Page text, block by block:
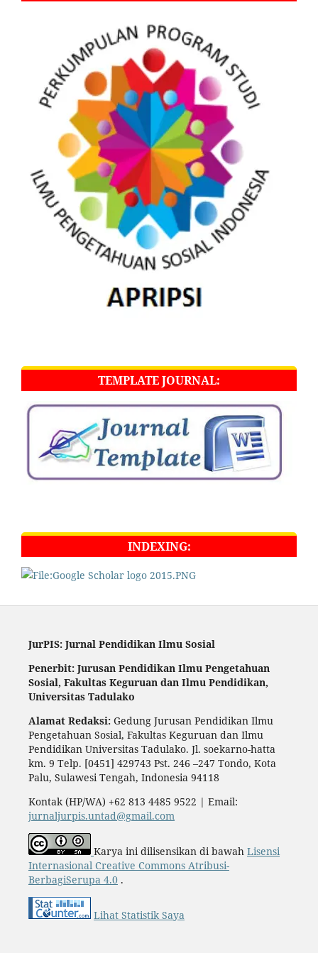
TEMPLATE JOURNAL:
INDEXING:
JurPIS: Jurnal Pendidikan Ilmu Sosial
Penerbit: Jurusan Pendidikan Ilmu Pengetahuan
Sosial, Fakultas Keguruan dan Ilmu Pendidikan,
Universitas Tadulako
Alamat Redaksi:Gedung Jurusan Pendidikan Ilmu
Pengetahuan Sosial, Fakultas Keguruan dan Ilmu
Pendidikan Universitas Tadulako. Jl. soekarno-hatta
km. 9 Telp. [0451] 429743 Pst. 246 –247 Tondo, Kota
Palu, Sulawesi Tengah, Indonesia 94118
Kontak (HP/WA) +62 813 4485 9522 | Email:
jurnaljurpis.untad@gmail.com
Karya ini dilisensikan di bawah Lisensi
Internasional Creative Commons Atribusi-
BerbagiSerupa 4.0.
Lihat Statistik Saya